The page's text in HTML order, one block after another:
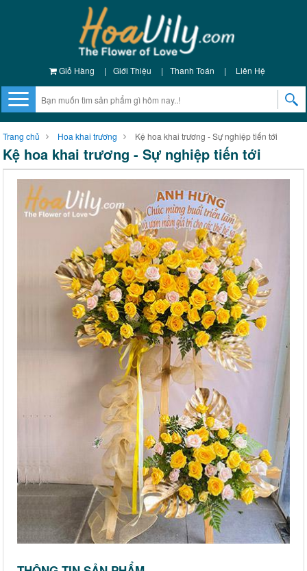
Giỏ Hàng | Giới Thiệu | Thanh Toán | Liên Hệ
Trang chủ Hoa khai trương Kệ hoa khai trương - Sự nghiệp tiến tới
Kệ hoa khai trương - Sự nghiệp tiến tới